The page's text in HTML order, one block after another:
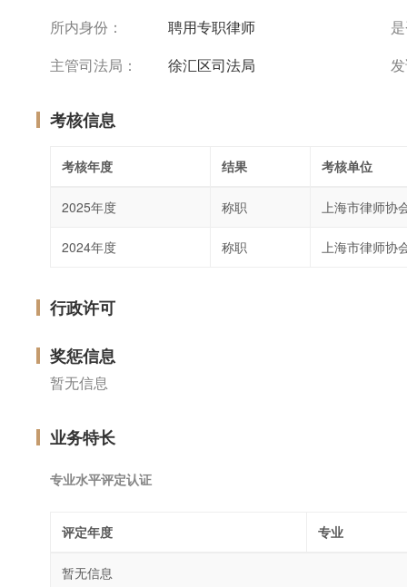
所内身份：
聘用专职律师
主管司法局：
徐汇区司法局
考核信息
考核年度 结果 考核单位
2025年度 称职 上海市律师协
2024年度 称职 上海市律师协
行政许可
奖惩信息
暂无信息
业务特长
专业水平评定认证
评定年度 专业
暂无信息